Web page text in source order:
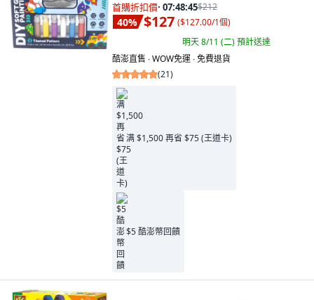
首購折扣價· 07:48:44$212
40% $127 ($127.00/1個)
明天 8/11 (二)預計送達
酷澎直售 ∙ WOW免運 ∙ 免費退貨
(21)
满 $1,500 再省 $75 (王道卡)
$5 酷澎幣回饋